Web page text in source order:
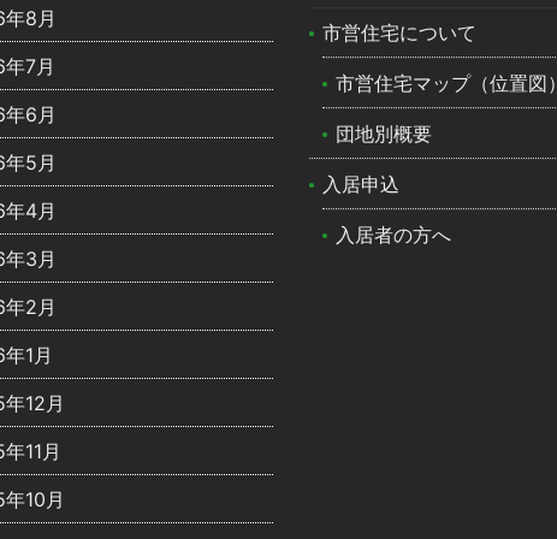
8月
7月
6月
5月
4月
3月
2月
1月
12月
11月
10月
市営住宅について
市営住宅マップ（位置図）
団地別概要
入居申込
入居者の方へ